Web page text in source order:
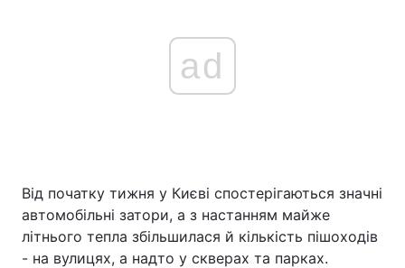
ad
Від початку тижня у Києві спостерігаються значні
автомобільні затори, а з настанням майже
літнього тепла збільшилася й кількість пішоходів
- на вулицях, а надто у скверах та парках.